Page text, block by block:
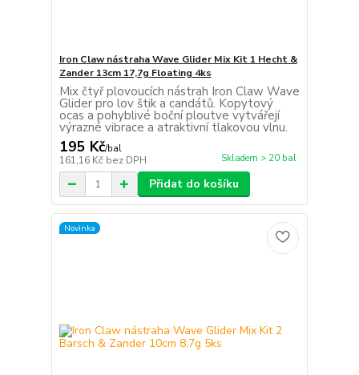
Iron Claw nástraha Wave Glider Mix Kit 1 Hecht &
Zander 13cm 17,7g Floating 4ks
Mix čtyř plovoucích nástrah Iron Claw Wave
Glider pro lov štik a candátů. Kopytový
ocas a pohyblivé boční ploutve vytvářejí
výrazné vibrace a atraktivní tlakovou vlnu.
195 Kč/bal
161,16 Kč bez DPH Skladem > 20 bal
Přidat do košíku
Novinka